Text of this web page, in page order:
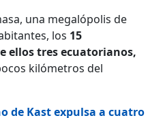
una megalópolis de
los 15
ellos tres ecuatorianos,
kilómetros del
de Kast expulsa a cuatro